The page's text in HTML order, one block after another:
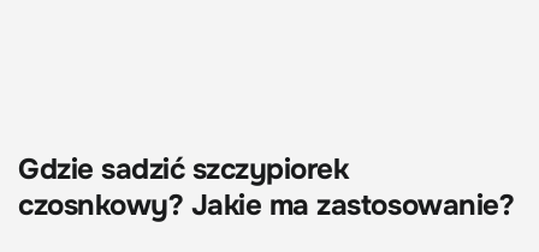
Gdzie sadzić szczypiorek
czosnkowy? Jakie ma zastosowanie?